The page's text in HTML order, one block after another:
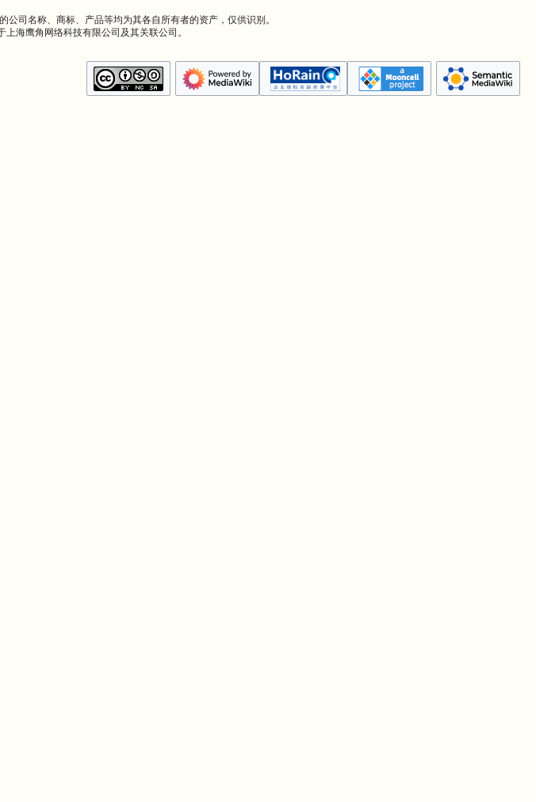
司名称、商标、产品等均为其各自所有者的资产，仅供识别。
海鹰角网络科技有限公司及其关联公司。